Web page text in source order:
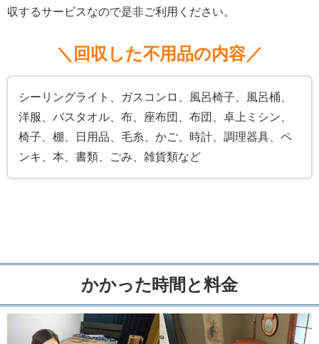
収するサービスなので是非ご利用ください。
＼回収した不用品の内容／
シーリングライト、ガスコンロ、風呂椅子、風呂桶、
洋服、バスタオル、布、座布団、布団、卓上ミシン、
椅子、棚、日用品、毛糸、かご、時計、調理器具、ペ
ンキ、本、書類、ごみ、雑貨類など
かかった時間と料金